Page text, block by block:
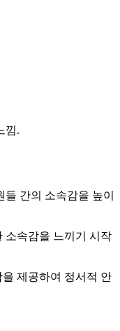
낌.
간의 소속감을 높이
소속감을 느끼기 시작
제공하여 정서적 안